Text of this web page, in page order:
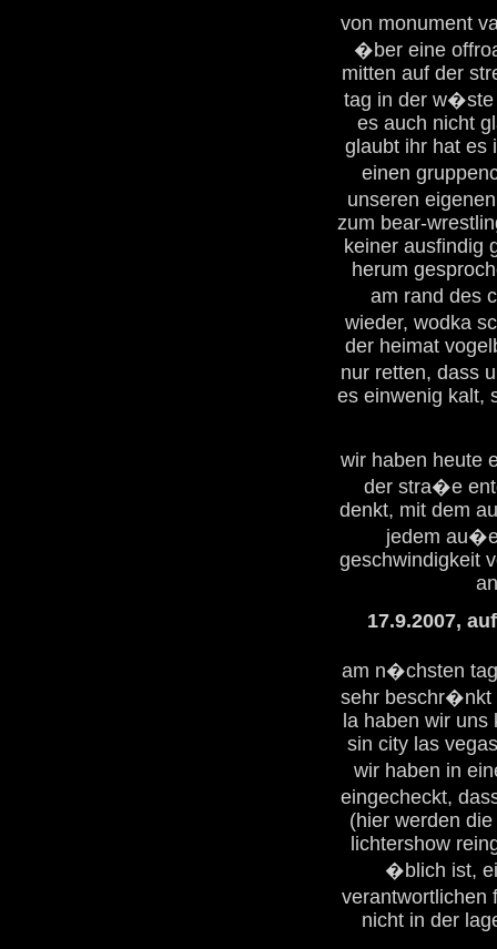
von monument
�ber eine
mitten auf der
tag in der w�ste
es auch nicht
glaubt ihr hat es
einen
unseren
zum bear-
keiner ausfindig
herum
am rand des
wieder, wodka
der heimat
nur retten, dass
es einwenig kalt,
wir haben heute
der stra�e
denkt, mit dem
jedem
geschwindigkeit
17.9.2007,
am n�chsten
sehr beschr�nkt
la haben wir uns
sin city las
wir haben in
eingecheckt,
(hier werden
lichtershow
�blich ist,
nicht in der